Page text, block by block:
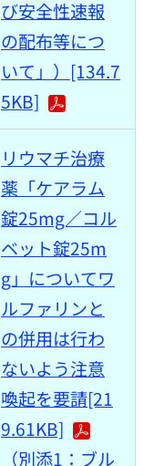
び安全性速報
の配布等につ
いて」）[134.7
5KB]
リウマチ治療
薬「ケアラム
錠25mg／コル
ベット錠25m
g」についてワ
ルファリンと
の併用は行わ
ないよう注意
喚起を要請[21
9.61KB]
（別添1：ブル